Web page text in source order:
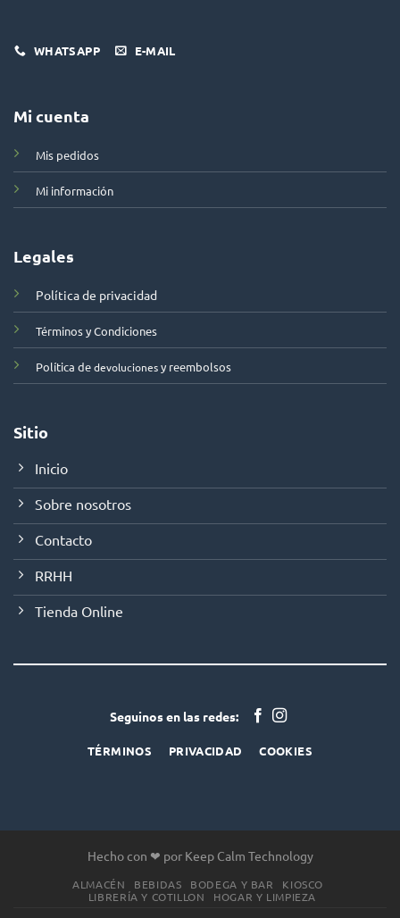
WHATSAPP E-MAIL
Mi cuenta
Mis pedidos
Mi información
Legales
Política de privacidad
Términos y Condiciones
Política dedevolucionesy reembolsos
Sitio
Inicio
Sobre nosotros
Contacto
RRHH
Tienda Online
Seguinos en las redes:
TÉRMINOS PRIVACIDAD COOKIES
Hecho con ❤ por Keep Calm Technology
ALMACÉN BEBIDAS BODEGA Y BAR
KIOSCO
LIBRERÍA Y COTILLON
HOGAR Y LIMPIEZA